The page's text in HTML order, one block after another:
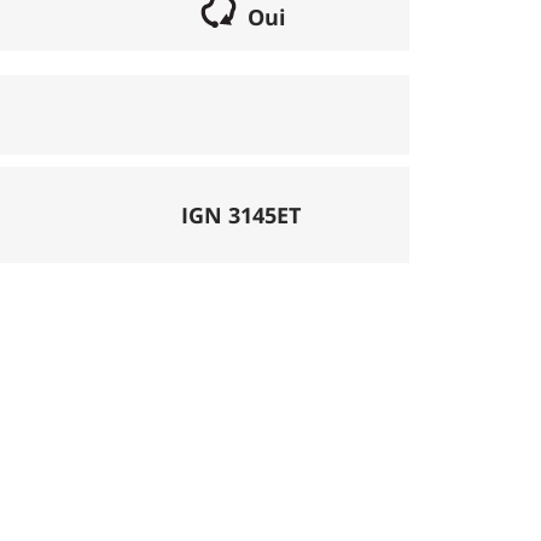
Oui
lorsqu'il s'agit d'une boucle. Les chemins
peut se réaliser avec un vélo semi
La difficulté de la descente est
IGN 3145ET